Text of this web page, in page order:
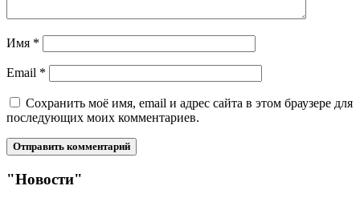
Имя *
Email *
Сохранить моё имя, email и адрес сайта в этом браузере для
последующих моих комментариев.
"Новости"